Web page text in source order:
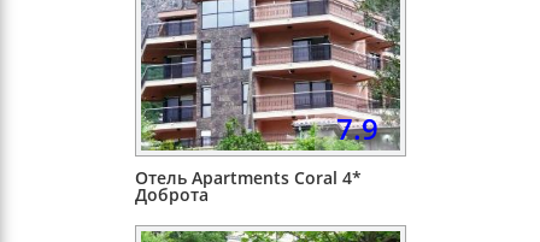
7.9
Отель Apartments Coral 4*
Доброта